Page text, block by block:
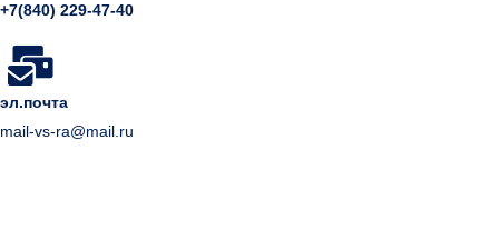
+7(840) 229-47-40
эл.почта
mail-vs-ra@mail.ru